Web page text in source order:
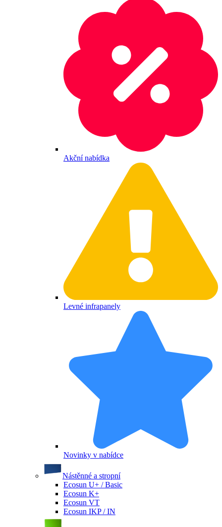
Akční nabídka
Levné infrapanely
Novinky v nabídce
Nástěnné a stropní
Ecosun U+ / Basic
Ecosun K+
Ecosun VT
Ecosun IKP / IN